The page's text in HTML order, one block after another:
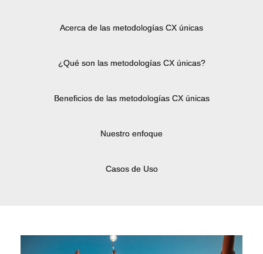
Acerca de las metodologías CX únicas
¿Qué son las metodologías CX únicas?
Beneficios de las metodologías CX únicas
Nuestro enfoque
Casos de Uso